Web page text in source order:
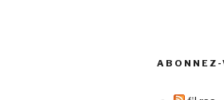
ABONNEZ-